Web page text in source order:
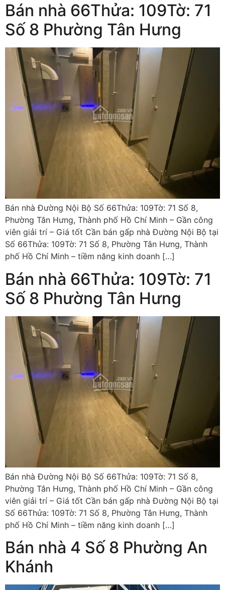
Bán nhà 66Thửa: 109Tờ: 71
Số 8 Phường Tân Hưng
Bán nhà Đường Nội Bộ Số 66Thửa: 109Tờ: 71 Số 8,
Phường Tân Hưng, Thành phố Hồ Chí Minh – Gần công
viên giải trí – Giá tốt Cần bán gấp nhà Đường Nội Bộ tại
Số 66Thửa: 109Tờ: 71 Số 8, Phường Tân Hưng, Thành
phố Hồ Chí Minh – tiềm năng kinh doanh […]
Bán nhà 66Thửa: 109Tờ: 71
Số 8 Phường Tân Hưng
Bán nhà Đường Nội Bộ Số 66Thửa: 109Tờ: 71 Số 8,
Phường Tân Hưng, Thành phố Hồ Chí Minh – Gần công
viên giải trí – Giá tốt Cần bán gấp nhà Đường Nội Bộ tại
Số 66Thửa: 109Tờ: 71 Số 8, Phường Tân Hưng, Thành
phố Hồ Chí Minh – tiềm năng kinh doanh […]
Bán nhà 4 Số 8 Phường An
Khánh